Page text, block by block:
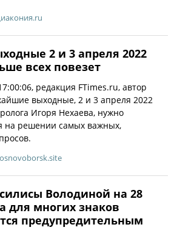
2 и 3 апреля 2022
всех повезет
редакция FTimes.ru, автор
выходные, 2 и 3 апреля 2022
Игоря Нехаева, нужно
на решении самых важных,
Володиной на 28
для многих знаков
предупредительным